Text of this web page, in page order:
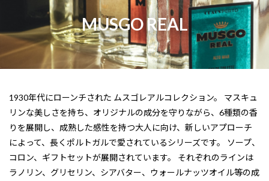
MUSGO REAL
1930年代にローンチされた ムスゴレアルコレクション。 マスキュ
リンな美しさを持ち、オリジナルの成分を守りながら、6種類の香
りを展開し、成熟した感性を持つ大人に向け、新しいアプローチ
によって、長くポルトガルで愛されているシリーズです。 ソープ、
コロン、ギフトセットが展開されています。 それぞれのラインは
ラノリン、グリセリン、シアバター、ウォールナッツオイル等の成